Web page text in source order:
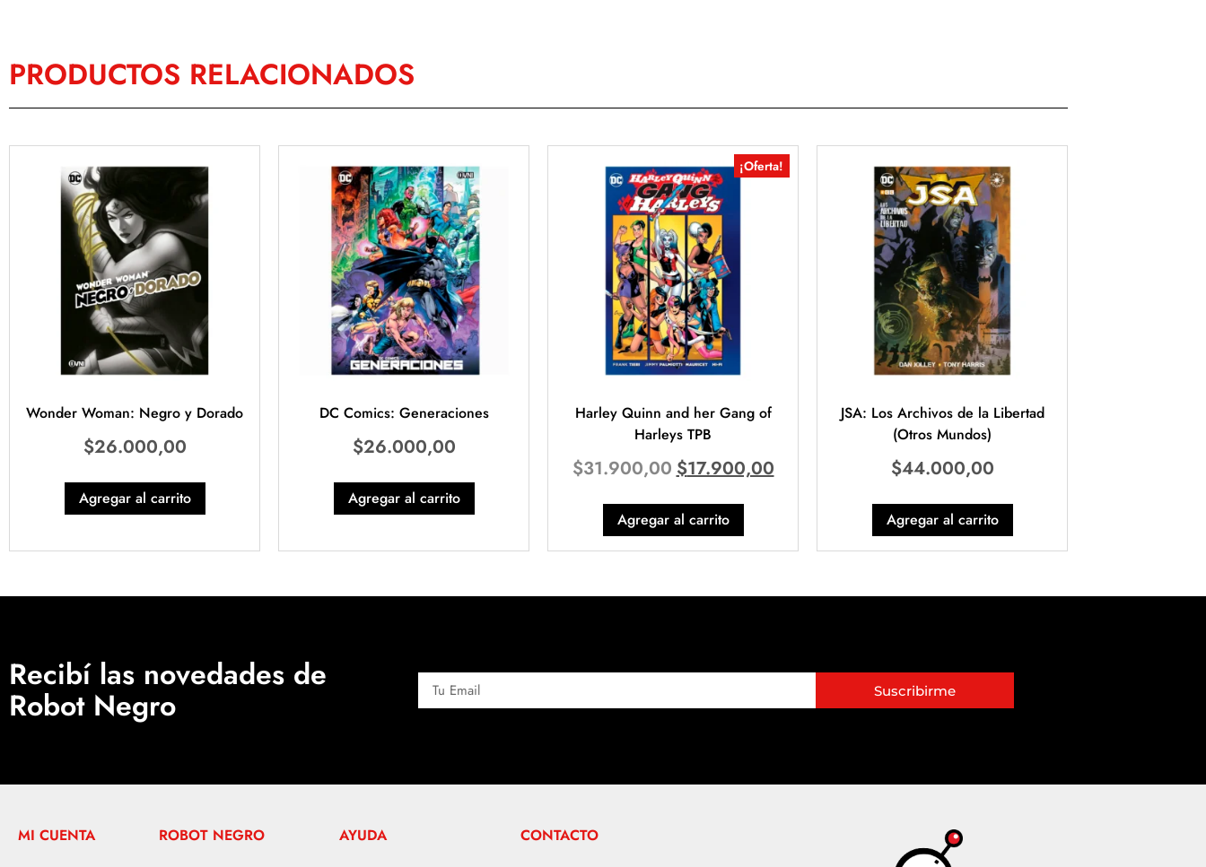
PRODUCTOS RELACIONADOS
Wonder Woman: Negro y Dorado
$26.000,00
Agregar al carrito
DC Comics: Generaciones
$26.000,00
Agregar al carrito
¡Oferta!
Harley Quinn and her Gang of
Harleys TPB
$31.900,00$17.900,00
Agregar al carrito
JSA: Los Archivos de la Libertad
(Otros Mundos)
$44.000,00
Agregar al carrito
Recibí las novedades de
Robot Negro Suscribirme
MI CUENTA ROBOT NEGRO AYUDA CONTACTO